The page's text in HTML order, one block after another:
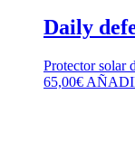
Daily
Protector solar
65,00€